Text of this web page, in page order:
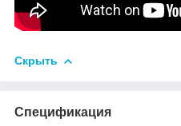
Скрыть
Спецификация